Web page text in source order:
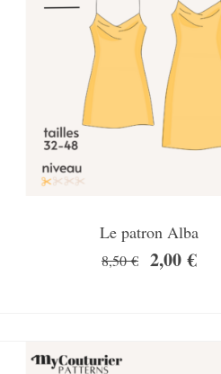
Le patron Alba
8,50€ 2,00€